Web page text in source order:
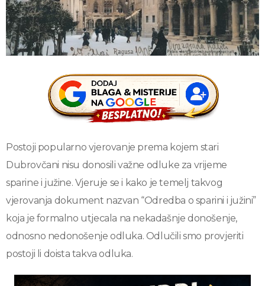
Postoji popularno vjerovanje prema kojem stari
Dubrovčani nisu donosili važne odluke za vrijeme
sparine i južine. Vjeruje se i kako je temelj takvog
vjerovanja dokument nazvan “Odredba o sparini i južini”
koja je formalno utjecala na nekadašnje donošenje,
odnosno nedonošenje odluka. Odlučili smo provjeriti
postoji li doista takva odluka.